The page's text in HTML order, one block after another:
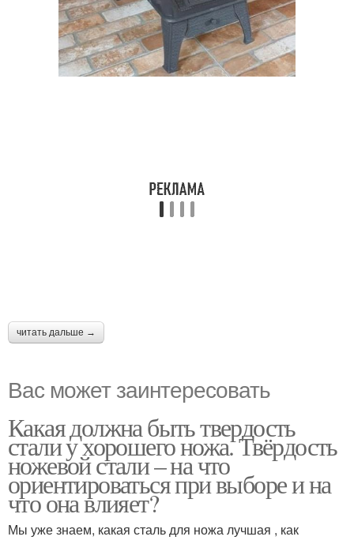
читать дальше →
Вас может заинтересовать
Какая должна быть твердость
стали у хорошего ножа. Твёрдость
ножевой стали – на что
ориентироваться при выборе и на
что она влияет?
Мы уже знаем, какая сталь для ножа лучшая , как